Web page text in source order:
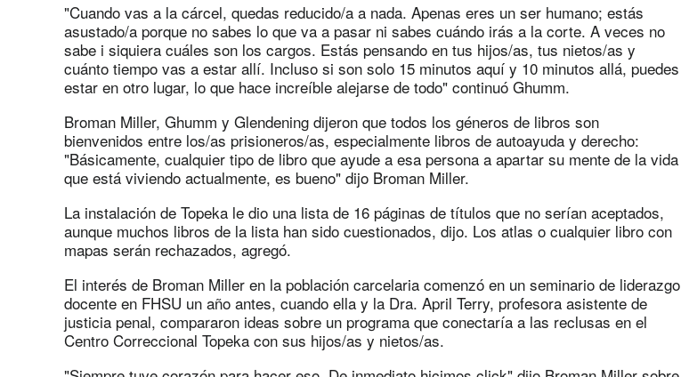
"Cuando vas a la cárcel, quedas reducido/a a nada. Apenas eres un ser humano; estás
asustado/a porque no sabes lo que va a pasar ni sabes cuándo irás a la corte. A veces no
sabe i siquiera cuáles son los cargos. Estás pensando en tus hijos/as, tus nietos/as y
cuánto tiempo vas a estar allí. Incluso si son solo 15 minutos aquí y 10 minutos allá, puedes
estar en otro lugar, lo que hace increíble alejarse de todo" continuó Ghumm.
Broman Miller, Ghumm y Glendening dijeron que todos los géneros de libros son
bienvenidos entre los/as prisioneros/as, especialmente libros de autoayuda y derecho:
"Básicamente, cualquier tipo de libro que ayude a esa persona a apartar su mente de la vida
que está viviendo actualmente, es bueno" dijo Broman Miller.
La instalación de Topeka le dio una lista de 16 páginas de títulos que no serían aceptados,
aunque muchos libros de la lista han sido cuestionados, dijo. Los atlas o cualquier libro con
mapas serán rechazados, agregó.
El interés de Broman Miller en la población carcelaria comenzó en un seminario de liderazgo
docente en FHSU un año antes, cuando ella y la Dra. April Terry, profesora asistente de
justicia penal, compararon ideas sobre un programa que conectaría a las reclusas en el
Centro Correccional Topeka con sus hijos/as y nietos/as.